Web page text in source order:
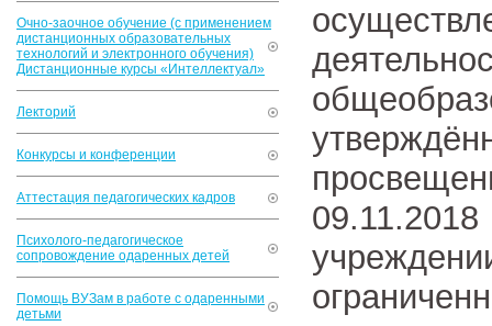
Очно-заочное обучение (с применением
дистанционных образовательных
технологий и электронного обучения)
Дистанционные курсы «Интеллектуал»
Лекторий
Конкурсы и конференции
Аттестация педагогических кадров
Психолого-педагогическое
сопровождение одаренных детей
Помощь ВУЗам в работе с одаренными
детьми